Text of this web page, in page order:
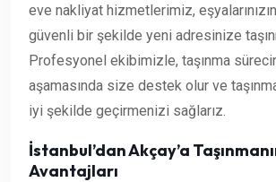
eve nakliyat hizmetlerimiz,
güvenli bir şekilde yeni adresinize
Profesyonel ekibimizle, taşınma
aşamasında size destek olur ve
iyi şekilde geçirmenizi sağlarız.
İstanbul’dan Akçay’a
Avantajları